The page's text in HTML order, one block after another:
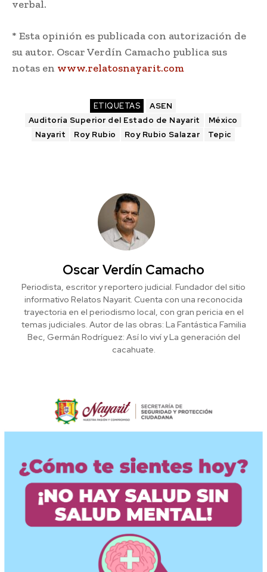
verbal.
* Esta opinión es publicada con autorización de
su autor. Oscar Verdín Camacho publica sus
notas en www.relatosnayarit.com
ETIQUETAS
ASEN
Auditoría Superior del Estado de Nayarit
México
Nayarit
Roy Rubio Roy Rubio Salazar Tepic
Oscar Verdín Camacho
Periodista, escritor y reportero judicial. Fundador del sitio
informativo Relatos Nayarit. Cuenta con una reconocida
trayectoria en el periodismo local, con gran pericia en el
temas judiciales. Autor de las obras: La Fantástica Familia
Bec, Germán Rodríguez: Así lo viví y La generación del
cacahuate.